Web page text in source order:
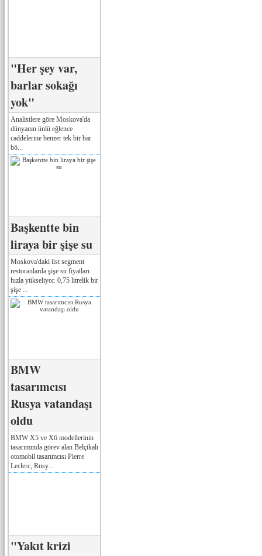
"Her şey var,
barlar sokağı
yok"
Analistlere göre Moskova'da
dünyanın ünlü eğlence
caddelerine benzer tek bir bar
bö...
Başkentte bin
liraya bir şişe su
Moskova'daki üst segment
restoranlarda şişe su fiyatları
hızla yükseliyor. 0,75 litrelik bir
şişe ...
BMW
tasarımcısı
Rusya vatandaşı
oldu
BMW X5 ve X6 modellerinin
tasarımında görev alan Belçikalı
otomobil tasarımcısı Pierre
Leclerc, Rusy...
"Yakıt krizi